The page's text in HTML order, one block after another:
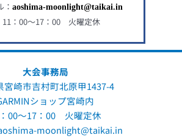
： aoshima-moonlight@taikai.in
11：00～17：00 火曜定休
大会事務局
宮崎市吉村町北原甲1437-4
ショップ宮崎内
00～17：00 火曜定休
moonlight@taikai.in